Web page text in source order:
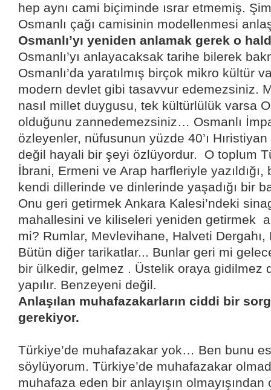
hep aynı cami biçiminde ısrar etmemiş.
Osmanlı çağı camisinin modellenmesi
Osmanlı’yı yeniden anlamak gerek o
Osmanlı’yı anlayacaksak tarihe bilerek
Osmanlı’da yaratılmış birçok mikro kültür
modern devlet gibi tasavvur edemezsiniz.
nasıl millet duygusu, tek kültürlülük varsa
olduğunu zannedemezsiniz… Osmanlı
özleyenler, nüfusunun yüzde 40’ı
değil hayali bir şeyi özlüyordur.
O toplum
İbrani, Ermeni ve Arap harfleriyle
kendi dillerinde ve dinlerinde yaşadığı bir
Onu geri getirmek Ankara Kalesi’ndeki
mahallesini ve kiliseleri yeniden getirmek
mi? Rumlar, Mevlevihane, Halveti Dergahı,
Bütün diğer tarikatlar... Bunlar geri mi
bir ülkedir, gelmez . Üstelik oraya gidilmez
yapılır. Benzeyeni değil.
Anlaşılan muhafazakarların ciddi bir
gerekiyor.
Türkiye’de muhafazakar yok… Ben bunu
söylüyorum. Türkiye’de muhafazakar
muhafaza eden bir anlayışın olmayışından